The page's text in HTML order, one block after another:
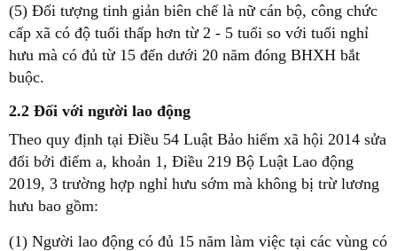
(5) Đối tượng tinh giản biên chế là nữ cán bộ, công chức
cấp xã có độ tuổi thấp hơn từ 2 - 5 tuổi so với tuổi nghỉ
hưu mà có đủ từ 15 đến dưới 20 năm đóng BHXH bắt
buộc.
2.2 Đối với người lao động
Theo quy định tại Điều 54 Luật Bảo hiểm xã hội 2014 sửa
đổi bởi điểm a, khoản 1, Điều 219 Bộ Luật Lao động
2019, 3 trường hợp nghỉ hưu sớm mà không bị trừ lương
hưu bao gồm:
(1) Người lao động có đủ 15 năm làm việc tại các vùng có